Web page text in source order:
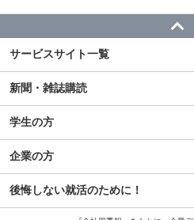
サービスサイト一覧
新聞・雑誌購読
学生の方
企業の方
後悔しない就活のために！